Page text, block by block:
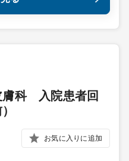
膚科 入院患者回
お気に入りに追加